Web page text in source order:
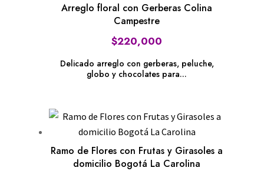
Arreglo floral con Gerberas Colina
Campestre
$220,000
Delicado arreglo con gerberas, peluche,
globo y chocolates para...
Ramo de Flores con Frutas y Girasoles a
domicilio Bogotá La Carolina